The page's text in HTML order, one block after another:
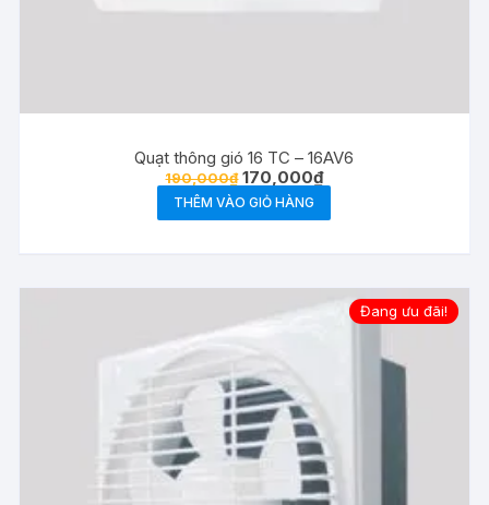
Quạt thông gió 16 TC – 16AV6
190,000₫ Giá
gốc
là:
190,000₫.
170,000₫Giá
hiện
là:
THÊM VÀO GIỎ HÀNG
Đang ưu đãi!